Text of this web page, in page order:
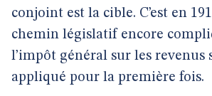
conjoint est la cible. C’est en
chemin législatif encore
l’impôt général sur les revenus
appliqué pour la première fois.